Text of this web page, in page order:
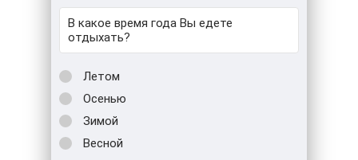
В какое время года Вы едете
отдыхать?
Летом
Осенью
Зимой
Весной